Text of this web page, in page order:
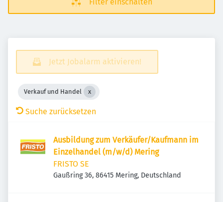
Jetzt Jobalarm aktivieren!
Verkauf und Handel
Suche zurücksetzen
Ausbildung zum Verkäufer/Kaufmann im
Einzelhandel (m/w/d) Mering
FRISTO SE
Gaußring 36, 86415 Mering, Deutschland